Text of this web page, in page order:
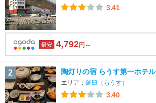
3.41
最安 4,792円～
2 陶灯りの宿 らうす第一ホテル
エリア： 羅臼（らうす）
3.40